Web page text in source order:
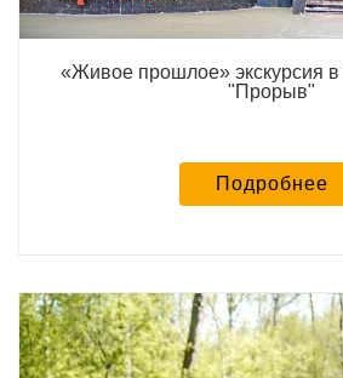
«Живое прошлое» экскурсия
"Прорыв"
Подробнее